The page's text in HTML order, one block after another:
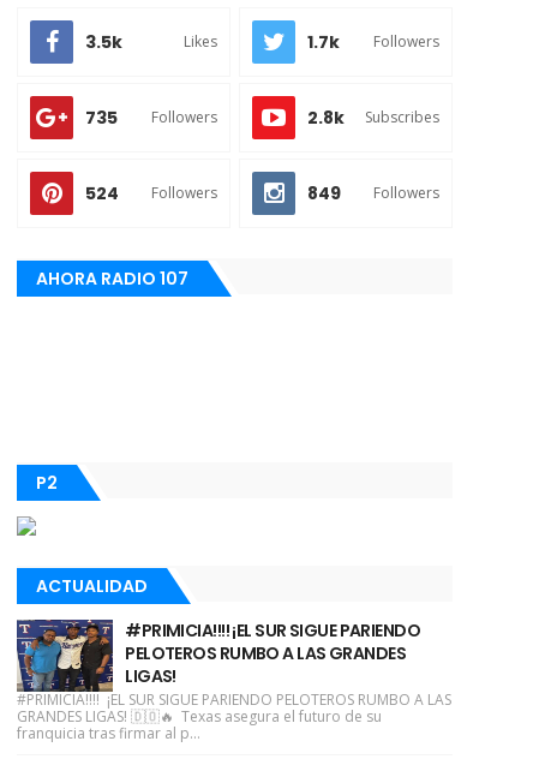
3.5k Likes 1.7k Followers
735 Followers 2.8k Subscribes
524 Followers 849 Followers
AHORA RADIO 107
P2
ACTUALIDAD
#PRIMICIA!!!! ¡EL SUR SIGUE PARIENDO
PELOTEROS RUMBO A LAS GRANDES
LIGAS!
#PRIMICIA!!!! ¡EL SUR SIGUE PARIENDO PELOTEROS RUMBO A LAS
GRANDES LIGAS! 🇩🇴🔥 Texas asegura el futuro de su
franquicia tras firmar al p...